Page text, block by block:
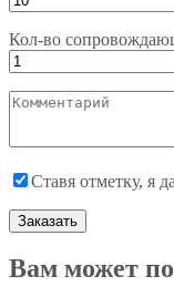
Кол-во
Ставя отметку, я
Вам может